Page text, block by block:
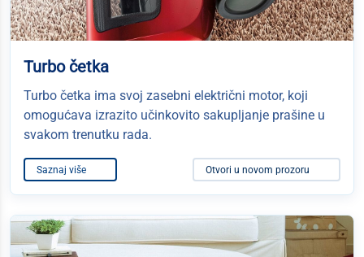
Turbo četka
Turbo četka ima svoj zasebni električni motor, koji
omogućava izrazito učinkovito sakupljanje prašine u
svakom trenutku rada.
Saznaj više Otvori u novom prozoru